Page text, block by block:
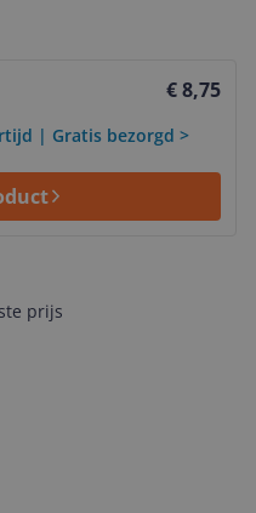
€ 8,75
| Gratis bezorgd >
prijs